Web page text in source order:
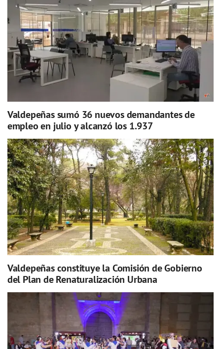
Valdepeñas sumó 36 nuevos demandantes de
empleo en julio y alcanzó los 1.937
Valdepeñas constituye la Comisión de Gobierno
del Plan de Renaturalización Urbana